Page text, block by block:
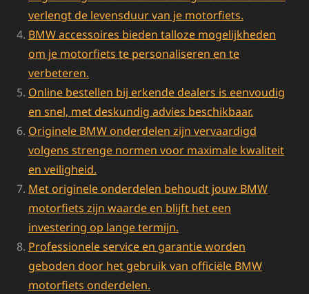
verlengt de levensduur van je motorfiets.
BMW accessoires bieden talloze mogelijkheden
om je motorfiets te personaliseren en te
verbeteren.
Online bestellen bij erkende dealers is eenvoudig
en snel, met deskundig advies beschikbaar.
Originele BMW onderdelen zijn vervaardigd
volgens strenge normen voor maximale kwaliteit
en veiligheid.
Met originele onderdelen behoudt jouw BMW
motorfiets zijn waarde en blijft het een
investering op lange termijn.
Professionele service en garantie worden
geboden door het gebruik van officiële BMW
motorfiets onderdelen.